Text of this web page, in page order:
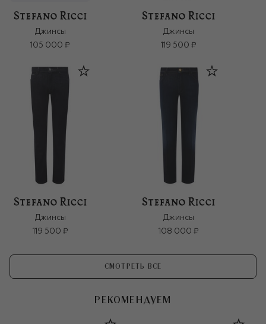
Джинсы
105 000 ₽
Джинсы
119 500 ₽
Джинсы
119 500 ₽
Джинсы
108 000 ₽
СМОТРЕТЬ ВСЕ
РЕКОМЕНДУЕМ